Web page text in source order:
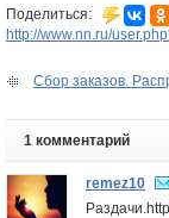
Поделиться:
http://www.nn.ru/
Сбор заказов.
1 комментарий
remez10